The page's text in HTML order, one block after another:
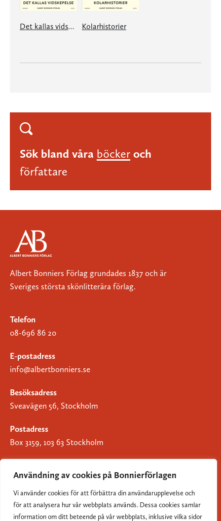
Användning av cookies på Bonnierförlagen
Vi använder cookies för att förbättra din användarupplevelse och
för att analysera hur vår webbplats används. Dessa cookies samlar
information om ditt beteende på vår webbplats, inklusive vilka sidor
Det kallas vidskepelse Kolarhistorier
Sök bland våra böcker och
författare
Albert Bonniers Förlag grundades 1837 och är
Sveriges största skönlitterära förlag.
Telefon
08-696 86 20
E-postadress
info@albertbonniers.se
Besöksadress
Sveavägen 56, Stockholm
Postadress
Box 3159, 103 63 Stockholm
Om Bonnierförlagen
Cookies